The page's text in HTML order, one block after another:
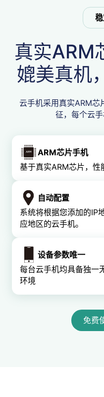
真实
媲美真机
云手机采用真实ARM芯
征，每个云
ARM芯片手机
基于真实ARM芯片，性
自动配置
系统将根据您添加的IP
应地区的云手机。
设备参数唯一
每台云手机均具备独一
环境
免费